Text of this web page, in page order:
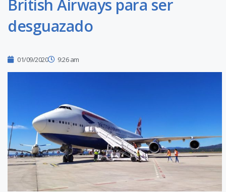
British Airways para ser
desguazado
01/09/2020 9:26 am